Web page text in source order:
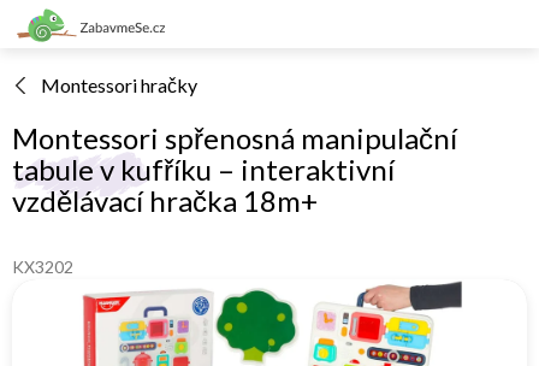
Přejít
na
Montessori hračky
Montessori spřenosná manipulační
tabule v kufříku – interaktivní
vzdělávací hračka 18m+
KX3202